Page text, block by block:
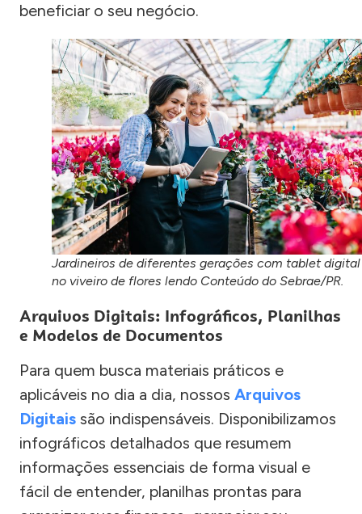
beneficiar o seu negócio.
Jardineiros de diferentes gerações com tablet digital
no viveiro de flores lendo Conteúdo do Sebrae/PR.
Arquivos Digitais: Infográficos, Planilhas
e Modelos de Documentos
Para quem busca materiais práticos e
aplicáveis no dia a dia, nossos Arquivos
Digitais são indispensáveis. Disponibilizamos
infográficos detalhados que resumem
informações essenciais de forma visual e
fácil de entender, planilhas prontas para